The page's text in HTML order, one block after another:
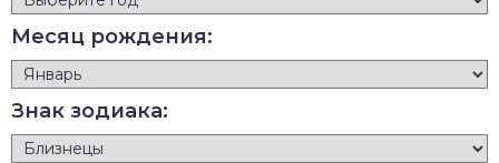
Месяц рождения:
Знак зодиака: